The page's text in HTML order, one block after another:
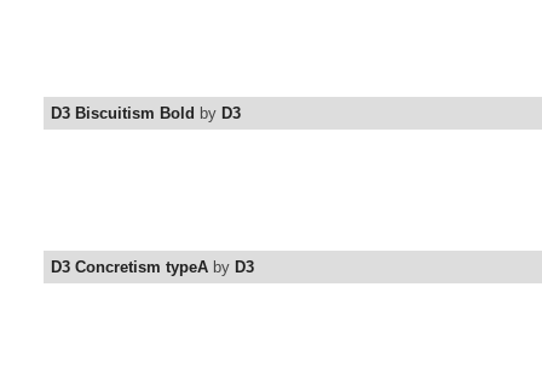
D3 Biscuitism Bold by D3
D3 Concretism typeA by D3